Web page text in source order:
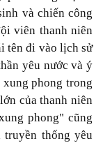
và chiến công
viên thanh niên
tên đi vào lịch sử
yêu nước và ý
xung phong trong
của thanh niên
phong" cũng
thống yêu